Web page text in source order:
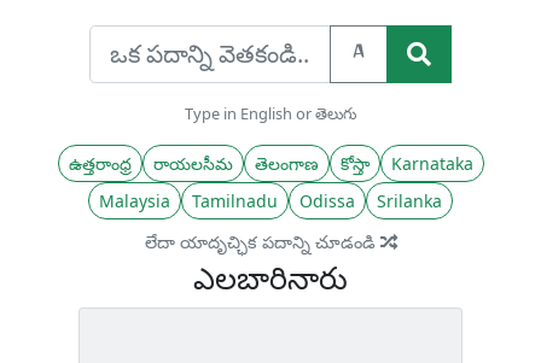
A
Type in English or తెలుగు
ఉత్తరాంధ్ర రాయలసీమ తెలంగాణ కోస్తా
Karnataka
Malaysia
Tamilnadu Odissa
Srilanka
లేదా యాదృచ్ఛిక పదాన్ని చూడండి
ఎలబారినారు